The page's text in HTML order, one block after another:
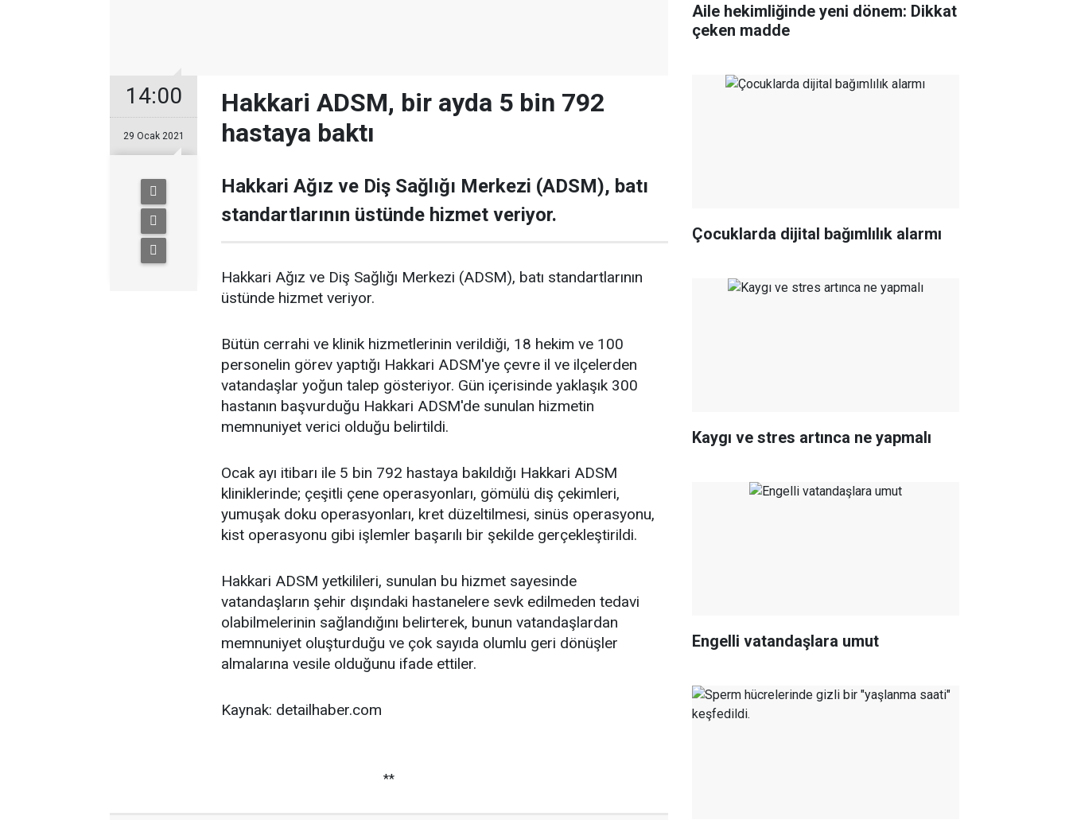
14:00
29 Ocak 2021
Hakkari ADSM, bir ayda 5 bin 792
hastaya baktı
Hakkari Ağız ve Diş Sağlığı Merkezi (ADSM), batı
standartlarının üstünde hizmet veriyor.
Hakkari Ağız ve Diş Sağlığı Merkezi (ADSM), batı standartlarının
üstünde hizmet veriyor.
Bütün cerrahi ve klinik hizmetlerinin verildiği, 18 hekim ve 100
personelin görev yaptığı Hakkari ADSM'ye çevre il ve ilçelerden
vatandaşlar yoğun talep gösteriyor. Gün içerisinde yaklaşık 300
hastanın başvurduğu Hakkari ADSM'de sunulan hizmetin
memnuniyet verici olduğu belirtildi.
Ocak ayı itibarı ile 5 bin 792 hastaya bakıldığı Hakkari ADSM
kliniklerinde; çeşitli çene operasyonları, gömülü diş çekimleri,
yumuşak doku operasyonları, kret düzeltilmesi, sinüs operasyonu,
kist operasyonu gibi işlemler başarılı bir şekilde gerçekleştirildi.
Hakkari ADSM yetkilileri, sunulan bu hizmet sayesinde
vatandaşların şehir dışındaki hastanelere sevk edilmeden tedavi
olabilmelerinin sağlandığını belirterek, bunun vatandaşlardan
memnuniyet oluşturduğu ve çok sayıda olumlu geri dönüşler
almalarına vesile olduğunu ifade ettiler.
Kaynak: detailhaber.com
**
Aile hekimliğinde yeni dönem: Dikkat
çeken madde
Çocuklarda dijital bağımlılık alarmı
Kaygı ve stres artınca ne yapmalı
Engelli vatandaşlara umut